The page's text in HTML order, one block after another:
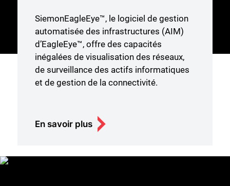
SiemonEagleEye™, le logiciel de gestion
automatisée des infrastructures (AIM)
d’EagleEye™, offre des capacités
inégalées de visualisation des réseaux,
de surveillance des actifs informatiques
et de gestion de la connectivité.
En savoir plus